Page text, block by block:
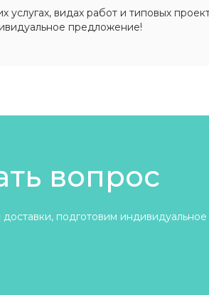
видах работ и типовых
предложение!
вопрос
подготовим